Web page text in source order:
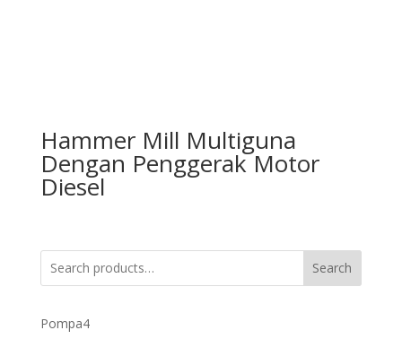
Hammer Mill Multiguna
Dengan Penggerak Motor
Diesel
Search
Pompa44